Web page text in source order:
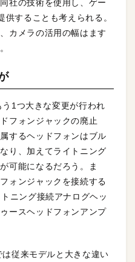
社の技術を使用し、ゲー
供することも考えられる。
カメラの活用の幅はます
1つ大きな変更が行われ
フォンジャックの廃止
するヘッドフォンはブル
り、加えてライトニング
可能になるだろう。ま
ォンジャックを接続する
ニング接続アナログヘッ
ースヘッドフォンアンプ
従来モデルと大きな違い